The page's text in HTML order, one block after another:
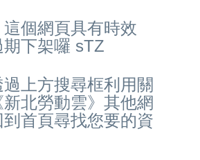
個網頁具有時效
下架囉 sTZ
上方搜尋框利用關
北勞動雲》其他網
首頁尋找您要的資